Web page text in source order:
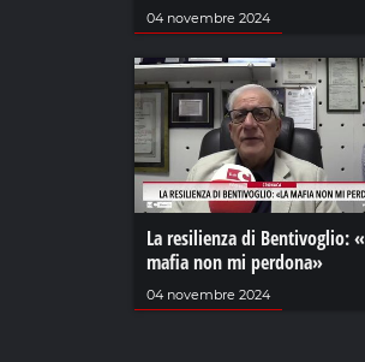
04 novembre 2024
La resilienza di Bentivoglio:
mafia non mi perdona»
04 novembre 2024